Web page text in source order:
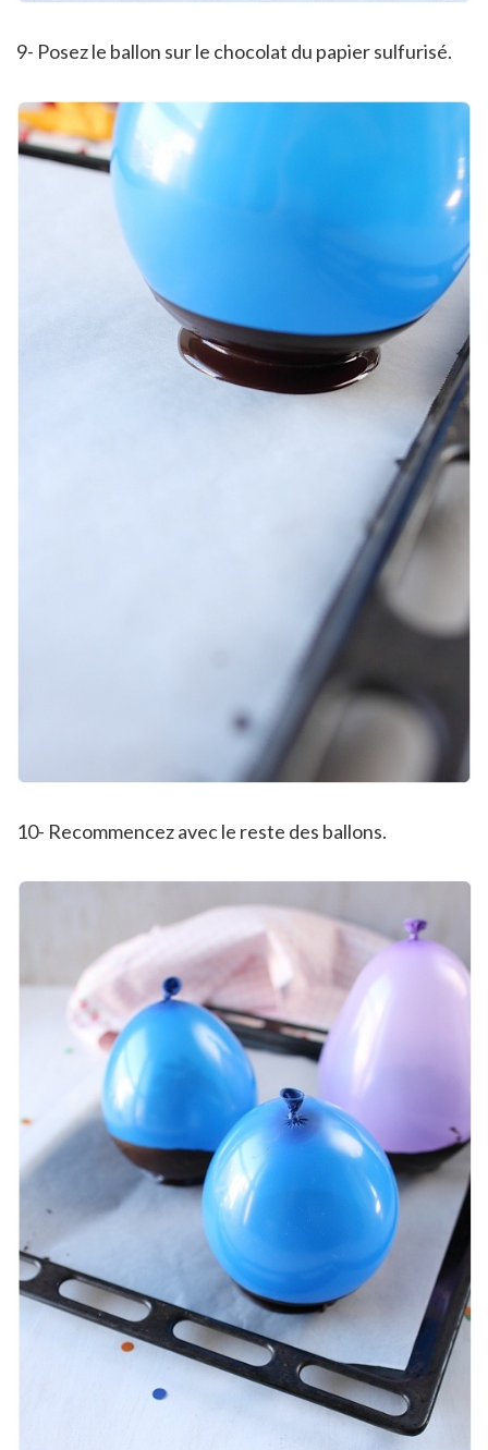
9- Posez le ballon sur le chocolat du papier sulfurisé.
10- Recommencez avec le reste des ballons.